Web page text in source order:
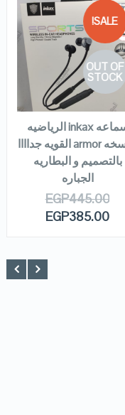
SALE!
OUT OF
STOCK
QUICK LOOK
VIEW DETAILS
READ MORE
سماعه inkax الرياضيه
النسخه armor القويه جداااا
بالتصميم و البطاريه
الجباره
EGP445.00
EGP385.00